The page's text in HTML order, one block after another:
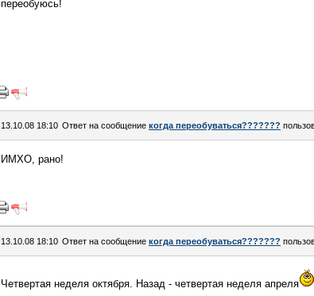
переобуюсь!
13.10.08 18:10 Ответ на сообщение когда переобуваться???????
ИМХО, рано!
13.10.08 18:10 Ответ на сообщение когда переобуваться???????
Четвертая неделя октября. Назад - четвертая неделя апреля